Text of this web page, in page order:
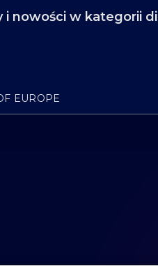
i nowości w kategorii
EUROPE